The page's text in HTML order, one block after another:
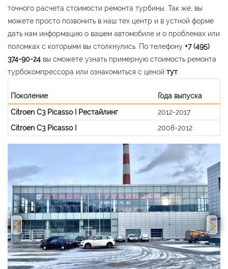
точного расчета стоимости ремонта турбины. Так же, вы
можете просто позвонить в наш тех центр и в устной форме
дать нам информацию о вашем автомобиле и о проблемах или
поломках с которыми вы столкнулись. По телефону +7 (495)
374-90-24 вы сможете узнать примерную стоимость ремонта
турбокомпрессора или ознакомиться с ценой тут
Поколение
Года выпуска
Citroen C3 Picasso I Рестайлинг
2012-2017
Citroen C3 Picasso I
2008-2012